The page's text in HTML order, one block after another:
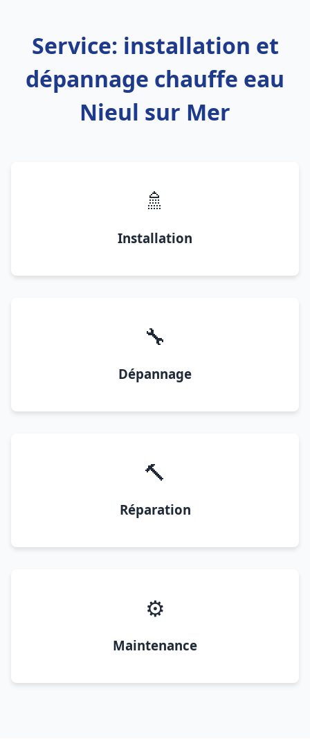
Service: installation et
dépannage chauffe eau
Nieul sur Mer
🚿
Installation
🔧
Dépannage
🔨
Réparation
⚙️
Maintenance